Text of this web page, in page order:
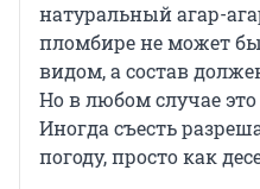
натуральный агар-
пломбире не может
видом, а состав
Но в любом случае
Иногда съесть
погоду, просто как